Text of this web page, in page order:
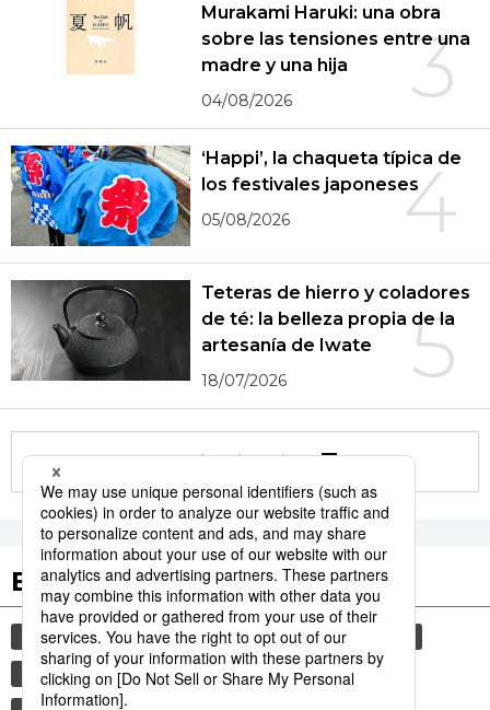
3
Murakami Haruki: una obra
sobre las tensiones entre una
madre y una hija
04/08/2026
4
‘Happi’, la chaqueta típica de
los festivales japoneses
05/08/2026
5
Teteras de hierro y coladores
de té: la belleza propia de la
artesanía de Iwate
18/07/2026
More in this series
Etiquetas destacadas
cultura gastronomía sociedad
economía
comida
jiji press